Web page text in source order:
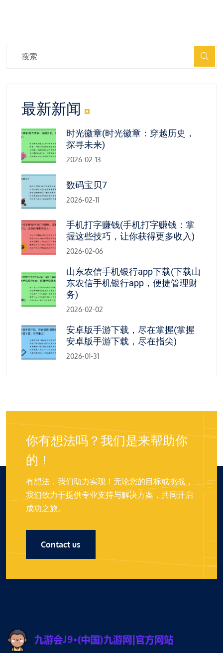
最新新闻
时光徽章(时光徽章：穿越历史，
探寻未来)
2026-02-13
数码宝贝7
2026-02-11
手机打字赚钱(手机打字赚钱：掌
握这些技巧，让你获得更多收入)
2026-02-06
山东农信手机银行app下载(下载山
东农信手机银行app，便捷管理财
务)
2026-02-02
安卓版手游下载，尽在掌握(掌握
安卓版手游下载，尽在指尖)
2026-01-31
你有想法吗？我们是来帮助你
的！
有想法，我们助力实现！无论您的目标或挑战，
我们致力于提供专业支持与解决方案，共同开启
成功之旅。
Contact us